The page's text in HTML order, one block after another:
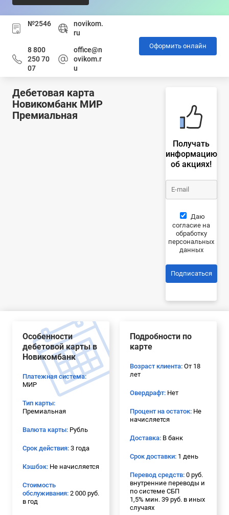
№2546
novikom.
ru
8 800
250 70
07
office@n
ovikom.r
u
Оформить онлайн
Дебетовая карта
Новикомбанк МИР
Премиальная
Получать
информацию
об акциях!
Даю
согласие на
обработку
персональных
данных
Подписаться
Особенности
дебетовой карты в
Новикомбанк
Платежная система:
МИР
Тип карты:
Премиальная
Валюта карты: Рубль
Срок действия: 3 года
Кэшбэк: Не начисляется
Стоимость
обслуживания: 2 000 руб.
в год
Подробности по
карте
Возраст клиента: От 18
лет
Овердрафт: Нет
Процент на остаток: Не
начисляется
Доставка: В банк
Срок доставки: 1 день
Перевод средств: 0 руб.
внутренние переводы и
по системе СБП
1,5% мин. 39 руб. в иных
случаях